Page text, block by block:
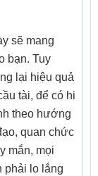
sẽ mang
bạn. Tuy
lại hiệu quả
tài, để có hi
theo hướng
quan chức
mắn, mọi
phải lo lắng